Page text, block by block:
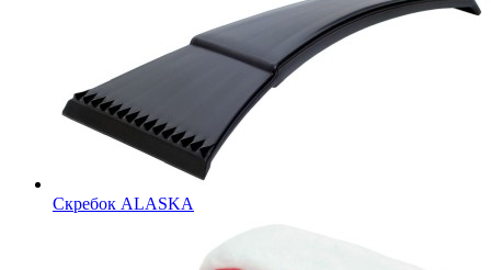
Скребок ALASKA